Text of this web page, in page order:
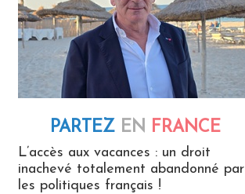
PARTEZ EN FRANCE
L’accès aux vacances : un droit
inachevé totalement abandonné par
les politiques français !